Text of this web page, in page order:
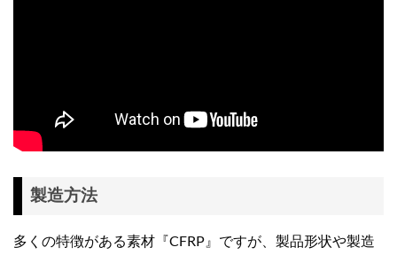
製造方法
多くの特徴がある素材『CFRP』ですが、製品形状や製造